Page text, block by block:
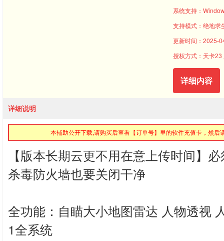
系统支持：
支持模式：绝地求
更新时间：2025-
授权方式：天卡23
详细内容
详细说明
本辅助公开下载,请购买后查看【订单号】里的软件充值卡，然
【版本长期云更不用在意上传时间】
杀毒防火墙也要关闭干净
全功能：自瞄大小地图雷达 人物透视
1全系统